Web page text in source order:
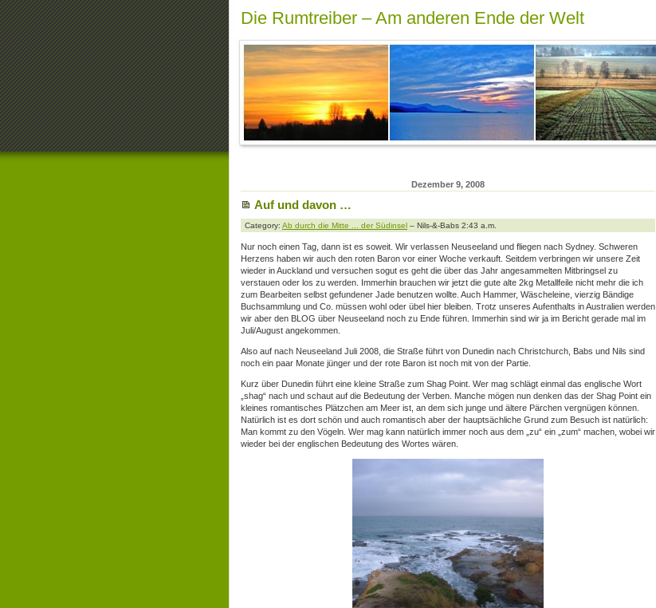
Die Rumtreiber – Am anderen Ende der Welt
Dezember 9, 2008
Auf und davon …
Category: Ab durch die Mitte ... der Südinsel – Nils-&-Babs 2:43 a.m.
Nur noch einen Tag, dann ist es soweit. Wir verlassen Neuseeland und fliegen nach Sydney. Schweren
Herzens haben wir auch den roten Baron vor einer Woche verkauft. Seitdem verbringen wir unsere Zeit
wieder in Auckland und versuchen sogut es geht die über das Jahr angesammelten Mitbringsel zu
verstauen oder los zu werden. Immerhin brauchen wir jetzt die gute alte 2kg Metallfeile nicht mehr die ich
zum Bearbeiten selbst gefundener Jade benutzen wollte. Auch Hammer, Wäscheleine, vierzig Bändige
Buchsammlung und Co. müssen wohl oder übel hier bleiben. Trotz unseres Aufenthalts in Australien werden
wir aber den BLOG über Neuseeland noch zu Ende führen. Immerhin sind wir ja im Bericht gerade mal im
Juli/August angekommen.
Also auf nach Neuseeland Juli 2008, die Straße führt von Dunedin nach Christchurch, Babs und Nils sind
noch ein paar Monate jünger und der rote Baron ist noch mit von der Partie.
Kurz über Dunedin führt eine kleine Straße zum Shag Point. Wer mag schlägt einmal das englische Wort
„shag“ nach und schaut auf die Bedeutung der Verben. Manche mögen nun denken das der Shag Point ein
kleines romantisches Plätzchen am Meer ist, an dem sich junge und ältere Pärchen vergnügen können.
Natürlich ist es dort schön und auch romantisch aber der hauptsächliche Grund zum Besuch ist natürlich:
Man kommt zu den Vögeln. Wer mag kann natürlich immer noch aus dem „zu“ ein „zum“ machen, wobei wir
wieder bei der englischen Bedeutung des Wortes wären.